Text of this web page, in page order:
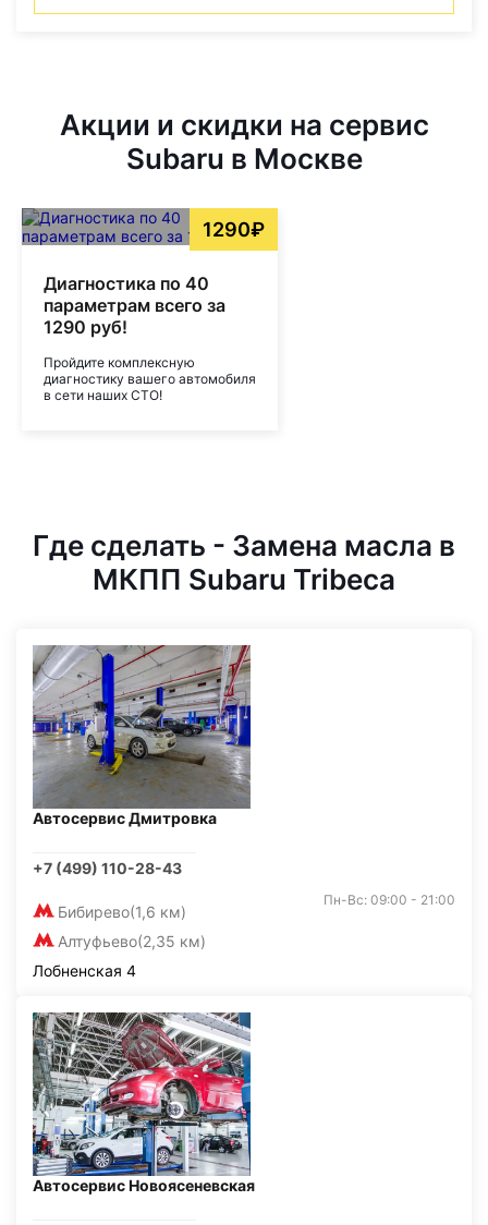
Акции и скидки на сервис
Subaru в Москве
1290₽
Диагностика по 40
параметрам всего за
1290 руб!
Пройдите комплексную
диагностику вашего автомобиля
в сети наших СТО!
Где сделать - Замена масла в
МКПП Subaru Tribeca
Автосервис Дмитровка
+7 (499) 110-28-43
Бибирево(1,6 км)
Алтуфьево(2,35 км)
Пн-Вс: 09:00 - 21:00
Лобненская 4
Автосервис Новоясеневская